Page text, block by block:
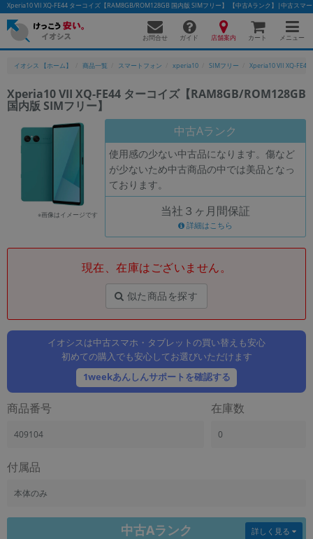
Xperia10 VII XQ-FE44 ターコイズ【RAM8GB/ROM128GB 国内版 SIMフリー】 【中古Aランク】|中古スマ
お問合せ ガイド 店舗案内 カート メニュー
イオシス 【ホーム】 商品一覧 スマートフォン xperia10 SIMフリー Xperia10 VII XQ-FE44
Xperia10 VII XQ-FE44 ターコイズ【RAM8GB/ROM128GB
国内版 SIMフリー】
※画像はイメージです
中古Aランク
使用感の少ない中古品になります。傷など
が少ないため中古商品の中では美品となっ
ております。
当社３ヶ月間保証
詳細はこちら
現在、在庫はございません。
似た商品を探す
イオシスは中古スマホ・タブレットの買い替えも安心
初めての購入でも安心してお選びいただけます
1weekあんしんサポートを確認する
商品番号
409104
在庫数
0
付属品
本体のみ
中古Aランク 詳しく見る
かんたんパソコン検索に切り替える
人気の検索ワード： Let's note
「スマートフォン」「タブレット」など
メーカー
製造、販売メーカーの絞り込み
機能・特徴
商品の搭載機能による絞り込み
商品状態の絞り込み